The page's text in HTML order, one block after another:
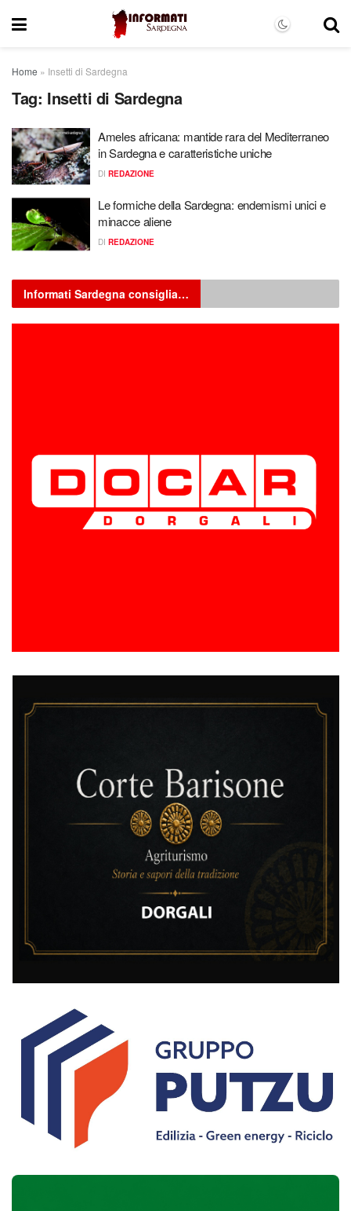
Home » Insetti di Sardegna
Tag: Insetti di Sardegna
Ameles africana: mantide rara del Mediterraneo
in Sardegna e caratteristiche uniche
DI REDAZIONE
Le formiche della Sardegna: endemismi unici e
minacce aliene
DI REDAZIONE
Informati Sardegna consiglia…